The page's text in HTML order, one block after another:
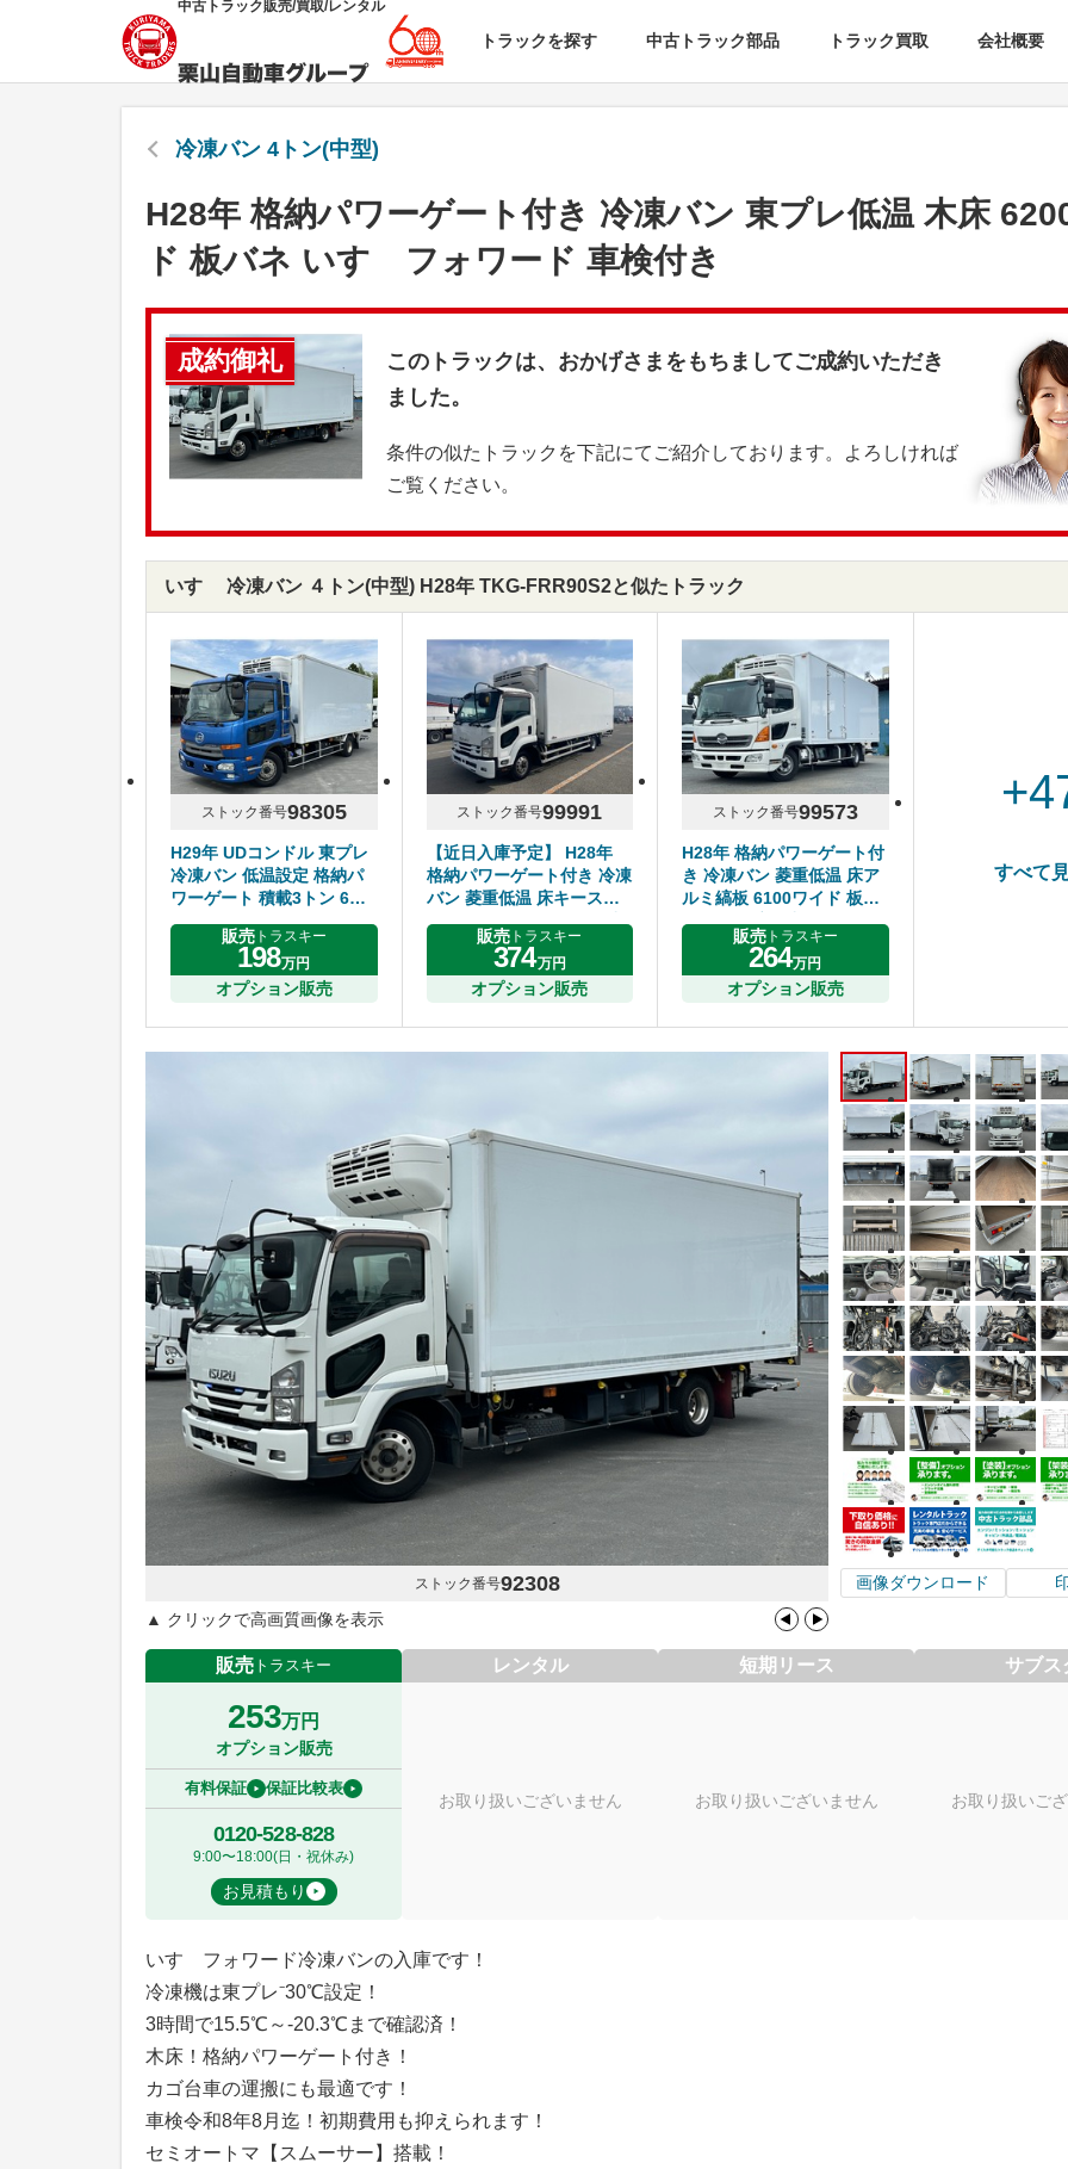
中古トラック販売/買取/レンタル
トラックを探す 中古トラック部品 トラック買取 会社概要
冷凍バン 4トン(中型)
H28年 格納パワーゲート付き 冷凍バン 東プレ低温 木床
ド 板バネ いすゞフォワード 車検付き
成約御礼
このトラックは、おかげさまをもちましてご成約いただき
ました。
条件の似たトラックを下記にてご紹介しております。よろしければ
ご覧ください。
いすゞ 冷凍バン ４トン(中型) H28年 TKG-FRR90S2と似たトラック
ストック番号98305
H29年 UDコンドル 東プレ
冷凍バン 低温設定 格納パ
ワーゲート 積載3トン 6MT
アルミホイール
販売トラスキー
198万円
オプション販売
ストック番号99991
【近日入庫予定】 H28年
格納パワーゲート付き 冷凍
バン 菱重低温 床キースト
ン 6200ワイド 板バネ 6速
マニュアル いすゞフォワー
販売 トラスキー
374万円
オプション販売
ストック番号99573
H28年 格納パワーゲート付
き 冷凍バン 菱重低温 床ア
ルミ縞板 6100ワイド 板バ
ネ サイド扉 6速マニュアル
日野レンジャー
販売トラスキー
264万円
オプション販売
すべて
ストック番号92308
▲ クリックで高画質画像を表示
画像ダウンロード
販売 トラスキー
253万円
オプション販売
有料保証 保証比較表
0120-528-828
9:00〜18:00(日・祝休み)
お見積もり
レンタル
お取り扱いございません
短期リース
お取り扱いございません
サブス
お取り扱いご
いすゞフォワード冷凍バンの入庫です！
冷凍機は東プレ⁻30℃設定！
3時間で15.5℃～-20.3℃まで確認済！
木床！格納パワーゲート付き！
カゴ台車の運搬にも最適です！
車検令和8年8月迄！初期費用も抑えられます！
セミオートマ【スムーサー】搭載！